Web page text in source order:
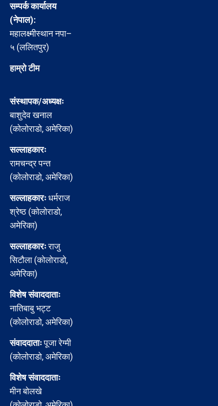
सम्पर्क कार्यालय
(नेपाल):
महालक्ष्मीस्थान नपा–
५ (ललितपुर)
हाम्रो टीम
संस्थापक/अध्यक्षः
बाशुदेव खनाल
(कोलोराडो, अमेरिका)
सल्लाहकारः
रामचन्द्र पन्त
(कोलोराडो, अमेरिका)
सल्लाहकारःधर्मराज
श्रेष्ठ (कोलोराडो,
अमेरिका)
सल्लाहकारःराजु
सिटौला (कोलोराडो,
अमेरिका)
विशेष संवाददाताः
नातिबाबु भट्ट
(कोलोराडो, अमेरिका)
संवाददाताःपूजा रेग्मी
(कोलोराडो, अमेरिका)
विशेष संवाददाताः
मीन बोलखे